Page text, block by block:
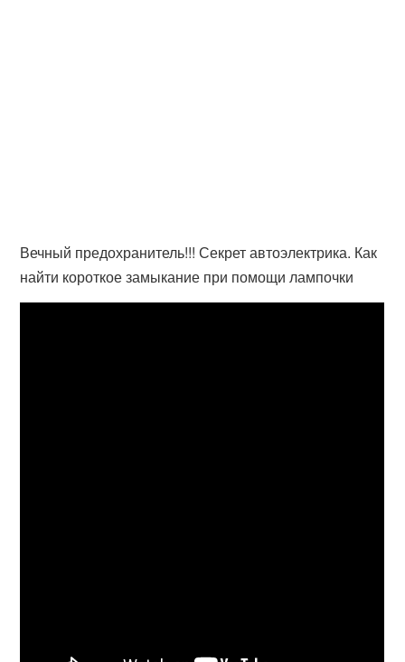
Вечный предохранитель!!! Секрет автоэлектрика. Как
найти короткое замыкание при помощи лампочки